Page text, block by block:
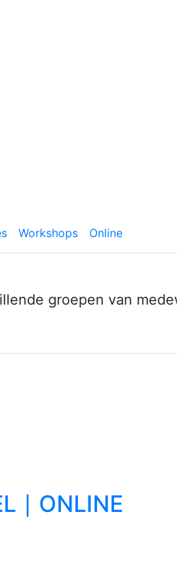
Workshops Online
groepen van
∣ ONLINE